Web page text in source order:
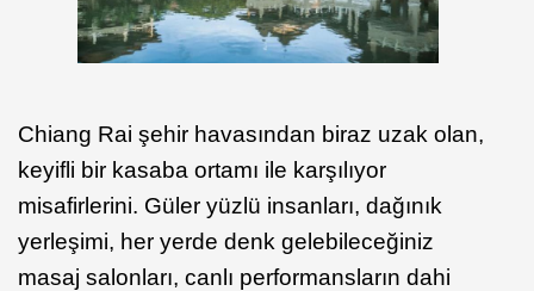
Chiang Rai şehir havasından biraz uzak olan,
keyifli bir kasaba ortamı ile karşılıyor
misafirlerini. Güler yüzlü insanları, dağınık
yerleşimi, her yerde denk gelebileceğiniz
masaj salonları, canlı performansların dahi